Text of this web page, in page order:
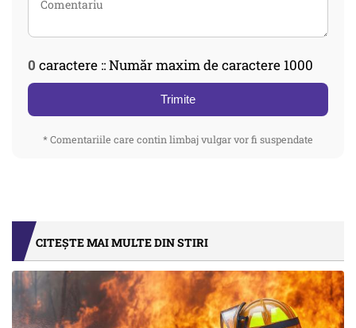
0 caractere :: Număr maxim de caractere 1000
Trimite
* Comentariile care contin limbaj vulgar vor fi suspendate
CITEȘTE MAI MULTE DIN STIRI